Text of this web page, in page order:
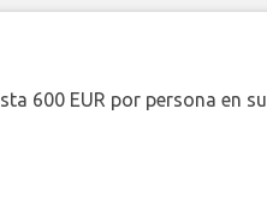
600 EUR por persona en su